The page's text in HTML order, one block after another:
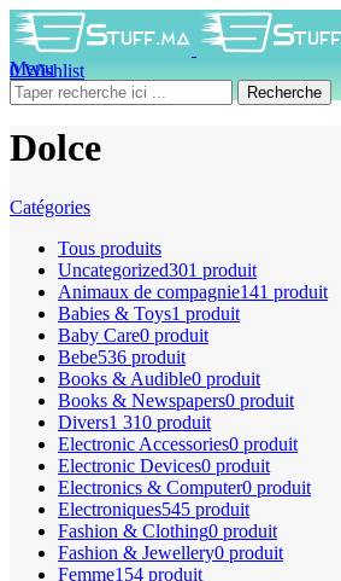
0Wishlist
0produit 0DH
Menu
Recherche
Dolce
Catégories
Tous produits
Uncategorized301 produit
Animaux de compagnie141 produit
Babies & Toys1 produit
Baby Care0 produit
Bebe536 produit
Books & Audible0 produit
Books & Newspapers0 produit
Divers1 310 produit
Electronic Accessories0 produit
Electronic Devices0 produit
Electronics & Computer0 produit
Electroniques545 produit
Fashion & Clothing0 produit
Fashion & Jewellery0 produit
Femme154 produit